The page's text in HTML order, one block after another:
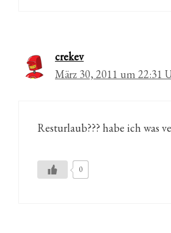
crekev
März 30, 2011 um 22:31
Resturlaub??? habe ich was
0